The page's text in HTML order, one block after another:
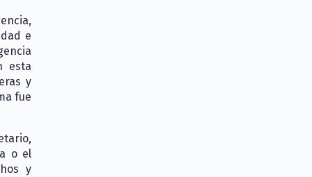
e
esta
y
fue
o el
y